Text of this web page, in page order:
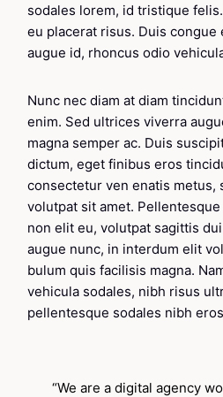
sodales lorem, id tristique
eu placerat risus. Duis
augue id, rhoncus odio
Nunc nec diam at diam
enim. Sed ultrices viverra
magna semper ac. Duis
dictum, eget finibus eros
consectetur ven enatis metus,
volutpat sit amet.
non elit eu, volutpat sagittis
augue nunc, in interdum elit
bulum quis facilisis magna.
vehicula sodales, nibh risus
pellentesque sodales nibh
“We are a digital agency